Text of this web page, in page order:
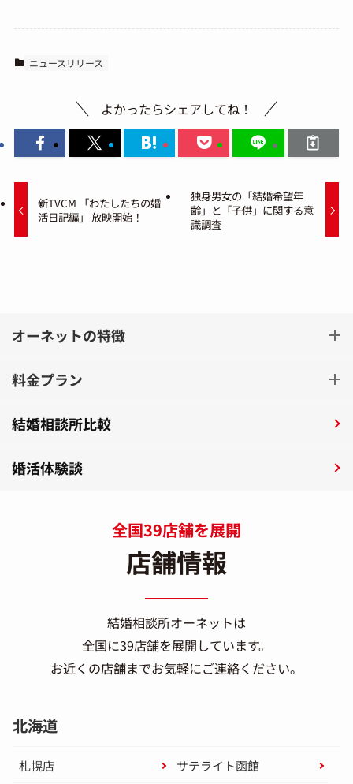
ニュースリリース
よかったらシェアしてね！
新TVCM 「わたしたちの婚
活日記編」 放映開始！
独身男女の「結婚希望年
齢」と「子供」に関する意
識調査
オーネットの特徴
料金プラン
結婚相談所比較
婚活体験談
全国39店舗を展開
店舗情報
結婚相談所オーネットは
全国に39店舗を展開しています。
お近くの店舗までお気軽にご連絡ください。
北海道
札幌店 サテライト函館